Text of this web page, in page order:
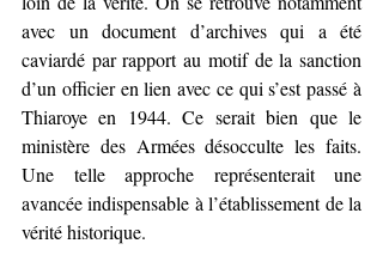
avec un document d’archives qui a été
caviardé par rapport au motif de la sanction
d’un officier en lien avec ce qui s’est passé à
Thiaroye en 1944. Ce serait bien que le
ministère des Armées désocculte les faits.
Une telle approche représenterait une
avancée indispensable à l’établissement de la
vérité historique.